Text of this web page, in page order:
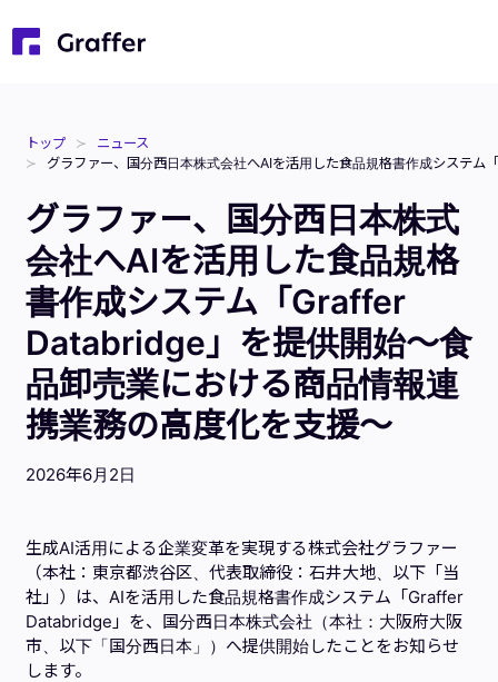
トップ
ニュース
グラファー、国分西日本株式会社へAIを活用した食品規格書作成システ
グラファー、国分西日本株式
会社へAIを活用した食品規格
書作成システム「Graffer
Databridge」を提供開始〜食
品卸売業における商品情報連
携業務の高度化を支援〜
2026年6月2日
生成AI活用による企業変革を実現する株式会社グラファー
（本社：東京都渋谷区、代表取締役：石井大地、以下「当
社」）は、AIを活用した食品規格書作成システム「Graffer
Databridge」を、国分西日本株式会社（本社：大阪府大阪
市、以下「国分西日本」）へ提供開始したことをお知らせ
します。